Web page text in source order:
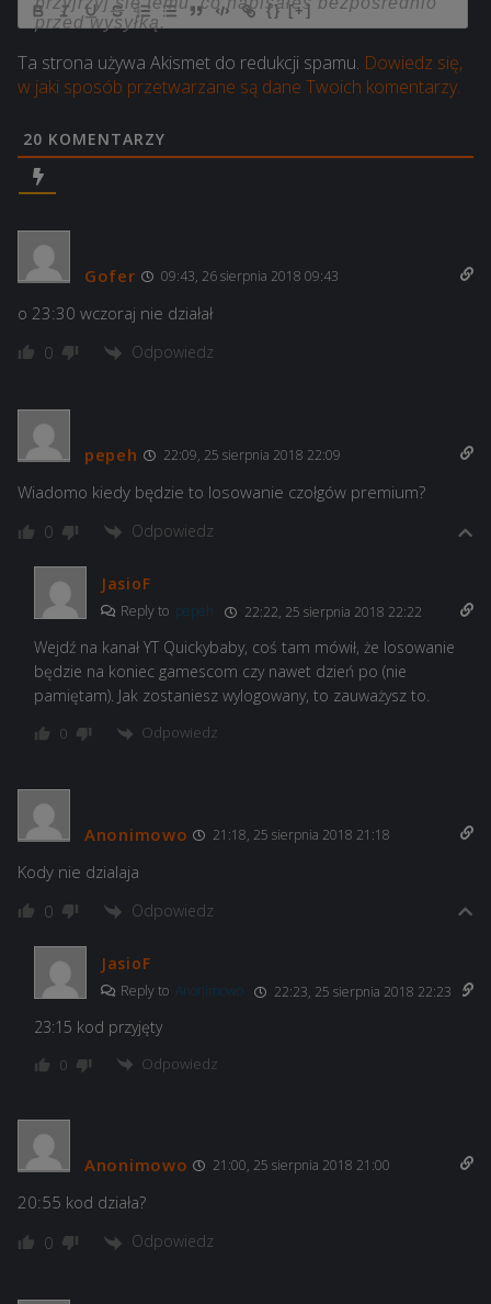
{} [+]
Ta strona używa Akismet do redukcji spamu. Dowiedz się,
w jaki sposób przetwarzane są dane Twoich komentarzy.
20 KOMENTARZY
Gofer 09:43, 26 sierpnia 2018 09:43
o 23:30 wczoraj nie działał
0 Odpowiedz
pepeh 22:09, 25 sierpnia 2018 22:09
Wiadomo kiedy będzie to losowanie czołgów premium?
0 Odpowiedz
JasioF
Reply to pepeh 22:22, 25 sierpnia 2018 22:22
Wejdź na kanał YT Quickybaby, coś tam mówił, że losowanie
będzie na koniec gamescom czy nawet dzień po (nie
pamiętam). Jak zostaniesz wylogowany, to zauważysz to.
0 Odpowiedz
Anonimowo 21:18, 25 sierpnia 2018 21:18
Kody nie dzialaja
0 Odpowiedz
JasioF
Reply to Anonimowo 22:23, 25 sierpnia 2018 22:23
23:15 kod przyjęty
0 Odpowiedz
Anonimowo 21:00, 25 sierpnia 2018 21:00
20:55 kod działa?
0 Odpowiedz